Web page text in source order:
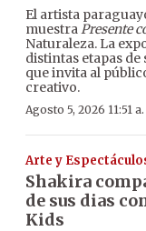
El artista
muestraPresente
Naturaleza. La
distintas etapas
que invita al
creativo.
Agosto 5, 2026 11:51
Arte y
Shakira
de sus dias
Kids